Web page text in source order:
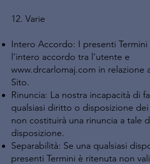
12. Varie
Intero Accordo: I presenti
l'intero accordo tra l'utente e
www.drcarlomaj.com in relazione
Sito.
Rinuncia: La nostra incapacità di
qualsiasi diritto o disposizione
non costituirà una rinuncia a tale
disposizione.
Separabilità: Se una qualsiasi
presenti Termini è ritenuta non